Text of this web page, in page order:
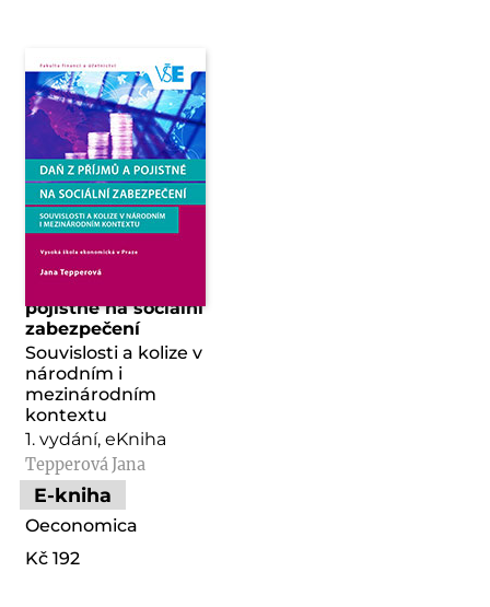
pojistné na sociální
zabezpečení
Souvislosti a kolize v
národním i
mezinárodním
kontextu
1. vydání, eKniha
Tepperová Jana
E-kniha
Oeconomica
Kč 192